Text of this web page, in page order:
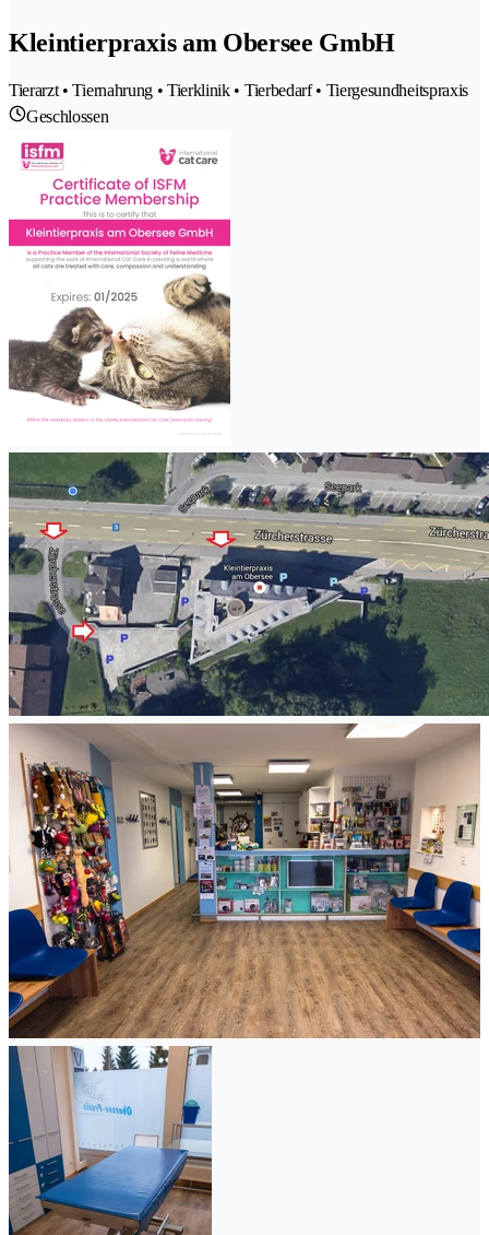
Kleintierpraxis am Obersee GmbH
Tierarzt • Tiernahrung • Tierklinik • Tierbedarf • Tiergesundheitspraxis
Geschlossen